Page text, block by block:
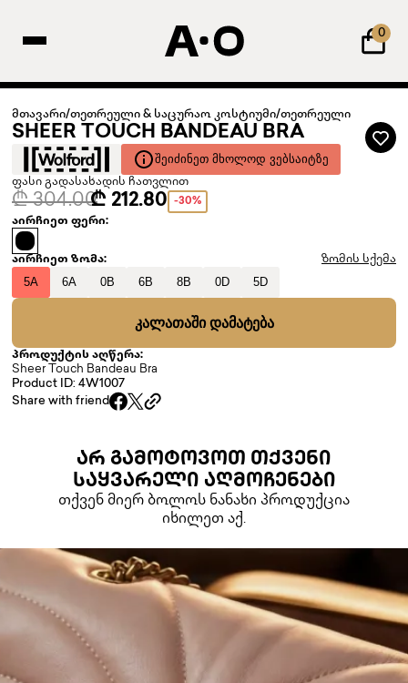
0
მთავარი/თეთრეული & საცურაო კოსტიუმი/თეთრეული
SHEER TOUCH BANDEAU BRA
ᲨᲔᲘᲫᲘᲜᲔᲗ ᲛᲮᲝᲚᲝᲓ ᲕᲔᲑᲡᲐᲘᲢᲖᲔ
ფასი გადასახადის ჩათვლით
₾ 304.00₾ 212.80 -30%
აირჩიეთ ფერი:
აირჩიეთ ზომა: ზომის სქემა
5A 6A 0B 6B 8B 0D 5D
ᲙᲐᲚᲐᲗᲐᲨᲘ ᲓᲐᲛᲐᲢᲔᲑᲐ
პროდუქტის აღწერა:
Sheer Touch Bandeau Bra
Product ID: 4W1007
Share with friend
ᲐᲠ ᲒᲐᲛᲝᲢᲝᲕᲝᲗ ᲗᲥᲕᲔᲜᲘ
ᲡᲐᲧᲕᲐᲠᲔᲚᲘ ᲐᲦᲛᲝᲩᲔᲜᲔᲑᲘ
თქვენ მიერ ბოლოს ნანახი პროდუქცია
იხილეთ აქ.